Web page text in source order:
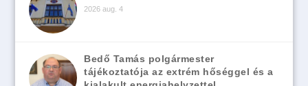
2026 aug. 4
Bedő Tamás polgármester
tájékoztatója az extrém hőséggel és a